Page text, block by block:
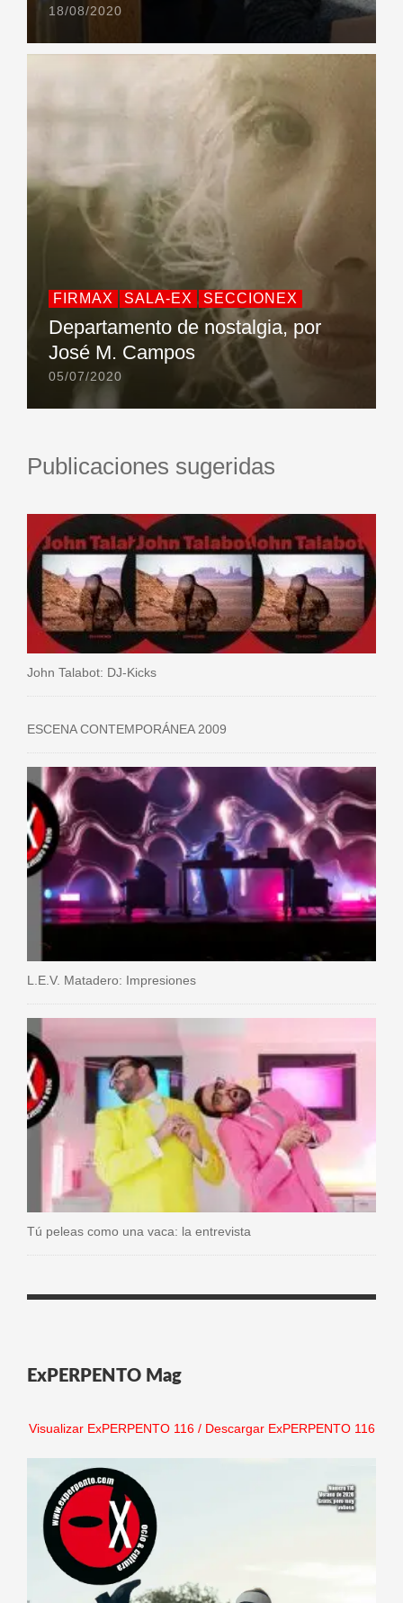
18/08/2020
FIRMAX SALA-EX SECCIONEX
Departamento de nostalgia, por
José M. Campos
05/07/2020
Publicaciones sugeridas
John Talabot: DJ-Kicks
ESCENA CONTEMPORÁNEA 2009
L.E.V. Matadero: Impresiones
Tú peleas como una vaca: la entrevista
ExPERPENTO Mag
Visualizar ExPERPENTO 116/ Descargar ExPERPENTO 116